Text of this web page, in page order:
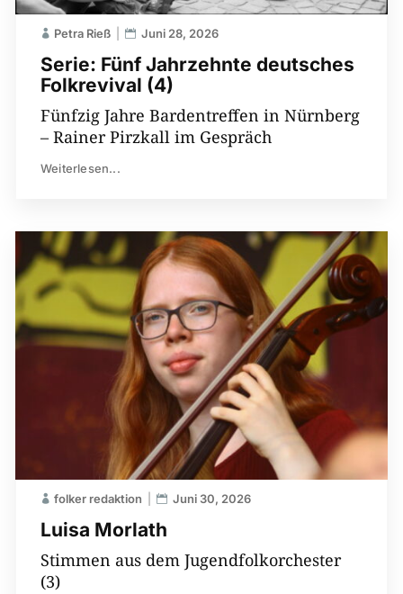
Serie: Fünf Jahrzehnte deutsches
Folkrevival (4)
Petra Rieß Juni 28, 2026
Fünfzig Jahre Bardentreffen in Nürnberg
– Rainer Pirzkall im Gespräch
Weiterlesen...
Luisa Morlath
folker redaktion Juni 30, 2026
Stimmen aus dem Jugendfolkorchester
(3)